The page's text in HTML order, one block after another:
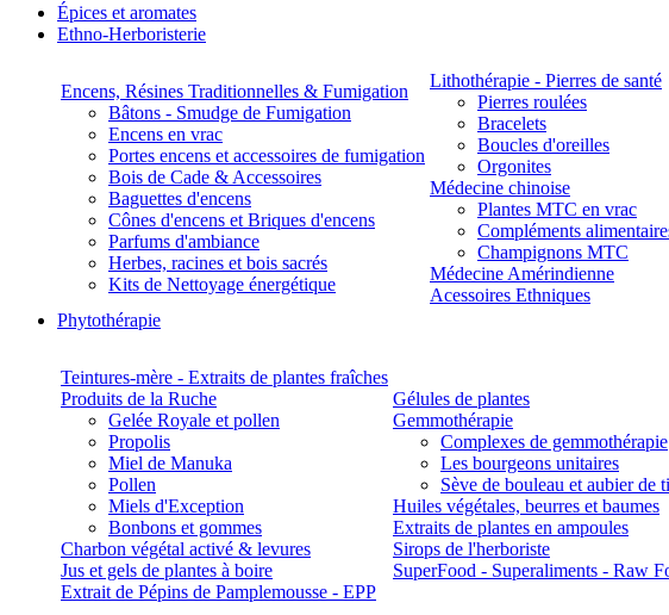
Épices et aromates
Ethno-Herboristerie
Encens, Résines Traditionnelles & Fumigation
Bâtons - Smudge de Fumigation
Encens en vrac
Portes encens et accessoires de fumigation
Bois de Cade & Accessoires
Baguettes d'encens
Cônes d'encens et Briques d'encens
Parfums d'ambiance
Herbes, racines et bois sacrés
Kits de Nettoyage énergétique
Lithothérapie - Pierres de santé
Pierres roulées
Bracelets
Boucles d'oreilles
Orgonites
Médecine chinoise
Plantes MTC en vrac
Compléments
Champignons MTC
Médecine Amérindienne
Acessoires Ethniques
Phytothérapie
Teintures-mère - Extraits de plantes fraîches
Produits de la Ruche
Gelée Royale et pollen
Propolis
Miel de Manuka
Pollen
Miels d'Exception
Bonbons et gommes
Charbon végétal activé & levures
Jus et gels de plantes à boire
Extrait de Pépins de Pamplemousse - EPP
Gélules de plantes
Gemmothérapie
Complexes de gemmothérapie
Les bourgeons unitaires
Sève de bouleau et aubier de
Huiles végétales, beurres et baumes
Extraits de plantes en ampoules
Sirops de l'herboriste
SuperFood - Superaliments - Raw